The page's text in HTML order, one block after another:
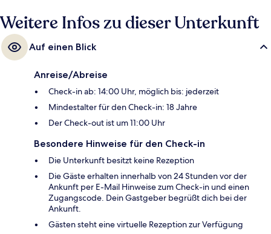
Weitere Infos zu dieser Unterkunft
Auf einen Blick
Anreise/Abreise
Check-in ab: 14:00 Uhr, möglich bis: jederzeit
Mindestalter für den Check-in: 18 Jahre
Der Check-out ist um 11:00 Uhr
Besondere Hinweise für den Check-in
Die Unterkunft besitzt keine Rezeption
Die Gäste erhalten innerhalb von 24 Stunden vor der
Ankunft per E-Mail Hinweise zum Check-in und einen
Zugangscode. Dein Gastgeber begrüßt dich bei der
Ankunft.
Gästen steht eine virtuelle Rezeption zur Verfügung